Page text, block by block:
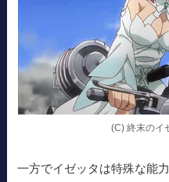
(C) 終末のイ
一方でイゼッタは特殊な能